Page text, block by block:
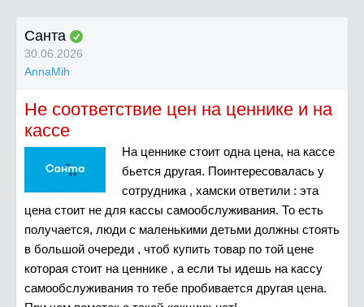
Санта
30.06.2026
AnnaMih
Не соответствие цен на ценнике и на
кассе
На ценнике стоит одна цена, на кассе
бьется другая. Поинтересовалась у
сотрудника , хамски ответили : эта
цена стоит не для кассы самообслуживания. То есть
получается, люди с маленькими детьми должны стоять
в большой очереди , чтоб купить товар по той цене
которая стоит на ценнике , а если ты идешь на кассу
самообслуживания то тебе пробивается другая цена.